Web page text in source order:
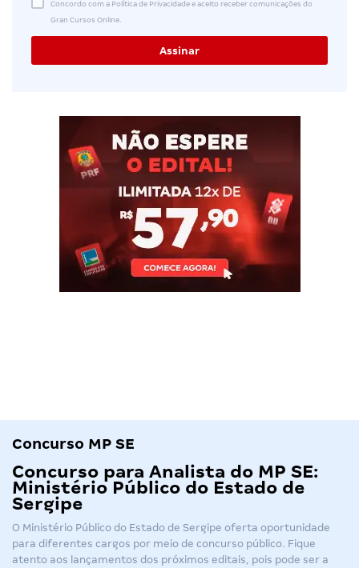
Concordo com a Política de Privacidade e aceito receber comunicações do
Gran Cursos Online.
Concurso MP SE
Concurso para Analista do MP SE:
Ministério Público do Estado de
Sergipe
O Ministério Público do Estado de Sergipe oferta oportunidade
para diferentes cargos por meio de concurso público. Fique
atento aos lançamentos dos próximos editais, pois pode ser a